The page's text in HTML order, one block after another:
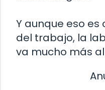
Y aunque eso
del trabajo, la
va mucho más